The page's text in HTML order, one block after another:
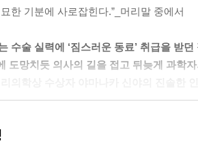
한 기분에 사로잡힌다.”_머리말 중에서
수술 실력에 ‘짐스러운 동료’ 취급을 받
도망치듯 의사의 길을 접고 뒤늦게 과학
술 실력이 형편없어서 놀림받던 의사